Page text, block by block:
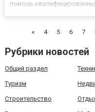
помощь
чревато потерей времени
« 4 5 6 7
Рубрики новостей
Общий раздел
Туризм
Строительство